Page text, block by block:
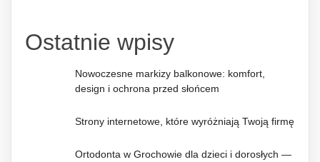
Ostatnie wpisy
Nowoczesne markizy balkonowe: komfort,
design i ochrona przed słońcem
Strony internetowe, które wyróżniają Twoją firmę
Ortodonta w Grochowie dla dzieci i dorosłych —